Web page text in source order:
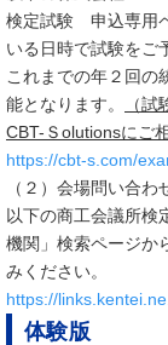
検定試験 申込専用
いる日時で試験をご
これまでの年２回の
能となります。
（
CBT-Ｓolutionsにご
https://cbt-s.com/
（２）会場問い合わ
以下の商工会議所検
機関」検索ページか
みください。
https://
体験版